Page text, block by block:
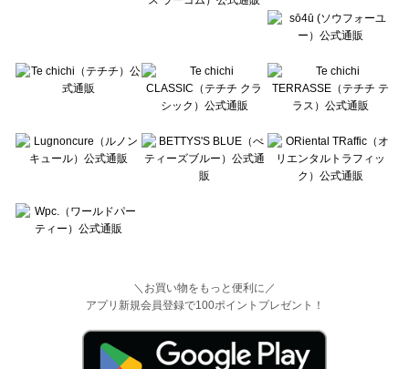
＼お買い物をもっと便利に／
アプリ新規会員登録で100ポイントプレゼント！